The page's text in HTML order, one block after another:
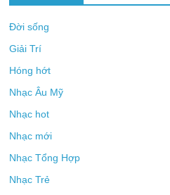
Đời sống
Giải Trí
Hóng hớt
Nhạc Âu Mỹ
Nhạc hot
Nhạc mới
Nhạc Tổng Hợp
Nhạc Trẻ